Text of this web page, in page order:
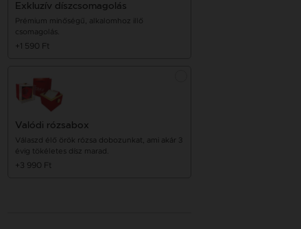
Exkluzív díszcsomagolás
Prémium minőségű, alkalomhoz illő
csomagolás.
+1 590 Ft
Valódi rózsabox
Válaszd élő örök rózsa dobozunkat, ami akár 3
évig tökéletes dísz marad.
+3 990 Ft